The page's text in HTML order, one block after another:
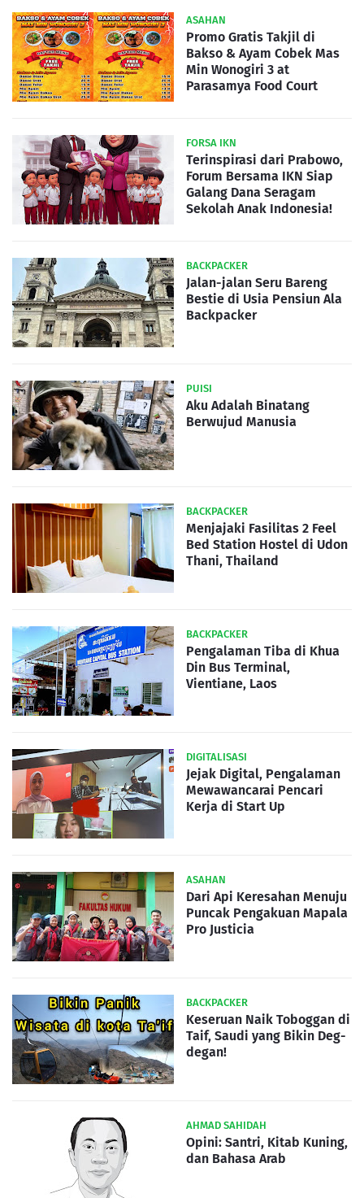
ASAHAN
Promo Gratis Takjil di
Bakso & Ayam Cobek Mas
Min Wonogiri 3 at
Parasamya Food Court
FORSA IKN
Terinspirasi dari Prabowo,
Forum Bersama IKN Siap
Galang Dana Seragam
Sekolah Anak Indonesia!
BACKPACKER
Jalan-jalan Seru Bareng
Bestie di Usia Pensiun Ala
Backpacker
PUISI
Aku Adalah Binatang
Berwujud Manusia
BACKPACKER
Menjajaki Fasilitas 2 Feel
Bed Station Hostel di Udon
Thani, Thailand
BACKPACKER
Pengalaman Tiba di Khua
Din Bus Terminal,
Vientiane, Laos
DIGITALISASI
Jejak Digital, Pengalaman
Mewawancarai Pencari
Kerja di Start Up
ASAHAN
Dari Api Keresahan Menuju
Puncak Pengakuan Mapala
Pro Justicia
BACKPACKER
Keseruan Naik Toboggan di
Taif, Saudi yang Bikin Deg-
degan!
AHMAD SAHIDAH
Opini: Santri, Kitab Kuning,
dan Bahasa Arab